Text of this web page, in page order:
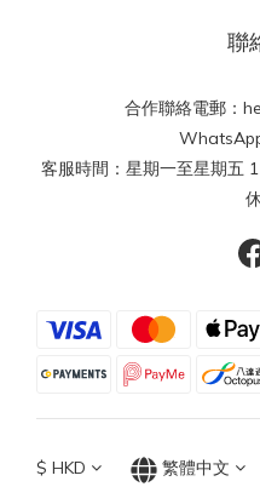
聯
合作聯絡電郵：
客服時間：星期一至星期五
$ HKD 繁體中文